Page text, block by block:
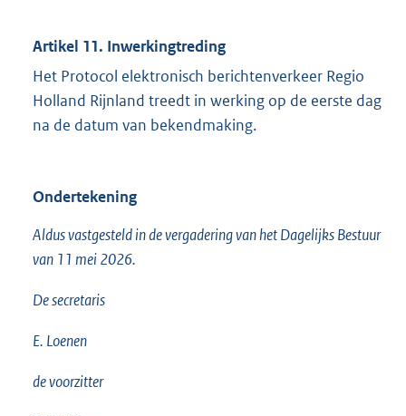
Artikel 11. Inwerkingtreding
Het Protocol elektronisch berichtenverkeer Regio
Holland Rijnland treedt in werking op de eerste dag
na de datum van bekendmaking.
Ondertekening
Aldus vastgesteld in de vergadering van het Dagelijks Bestuur
van 11 mei 2026.
De secretaris
E. Loenen
de voorzitter